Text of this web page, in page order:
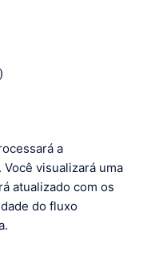
a
visualizará uma
atualizado com os
do fluxo